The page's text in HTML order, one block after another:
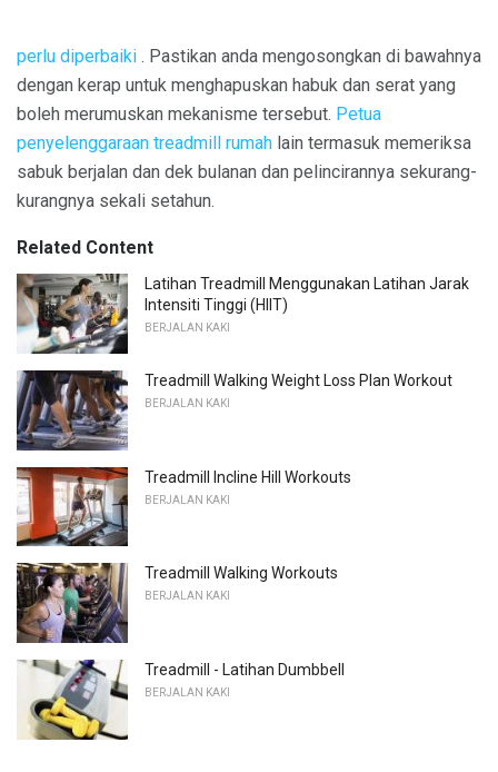
perlu diperbaiki . Pastikan anda mengosongkan di bawahnya
dengan kerap untuk menghapuskan habuk dan serat yang
boleh merumuskan mekanisme tersebut. Petua
penyelenggaraan treadmill rumah lain termasuk memeriksa
sabuk berjalan dan dek bulanan dan pelincirannya sekurang-
kurangnya sekali setahun.
Related Content
Latihan Treadmill Menggunakan Latihan Jarak
Intensiti Tinggi (HIIT)
BERJALAN KAKI
Treadmill Walking Weight Loss Plan Workout
BERJALAN KAKI
Treadmill Incline Hill Workouts
BERJALAN KAKI
Treadmill Walking Workouts
BERJALAN KAKI
Treadmill - Latihan Dumbbell
BERJALAN KAKI